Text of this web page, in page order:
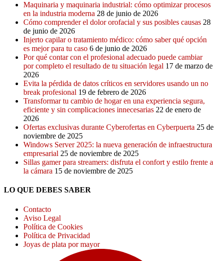
Maquinaria y maquinaria industrial: cómo optimizar procesos
en la industria moderna 28 de junio de 2026
Cómo comprender el dolor orofacial y sus posibles causas 28
de junio de 2026
Injerto capilar o tratamiento médico: cómo saber qué opción
es mejor para tu caso 6 de junio de 2026
Por qué contar con el profesional adecuado puede cambiar
por completo el resultado de tu situación legal 17 de marzo de
2026
Evita la pérdida de datos críticos en servidores usando un no
break profesional 19 de febrero de 2026
Transformar tu cambio de hogar en una experiencia segura,
eficiente y sin complicaciones innecesarias 22 de enero de
2026
Ofertas exclusivas durante Cyberofertas en Cyberpuerta 25 de
noviembre de 2025
Windows Server 2025: la nueva generación de infraestructura
empresarial 25 de noviembre de 2025
Sillas gamer para streamers: disfruta el confort y estilo frente a
la cámara 15 de noviembre de 2025
LO QUE DEBES SABER
Contacto
Aviso Legal
Política de Cookies
Política de Privacidad
Joyas de plata por mayor